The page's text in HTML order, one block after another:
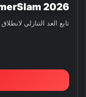
2026
تابع العد التنازلي